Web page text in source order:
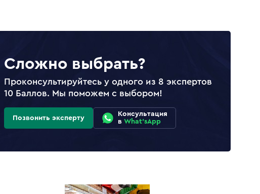
Сложно выбрать?
Проконсультируйтесь у одного из 8 экспертов
10 Баллов. Мы поможем с выбором!
Позвонить эксперту
Консультация
в What'sApp